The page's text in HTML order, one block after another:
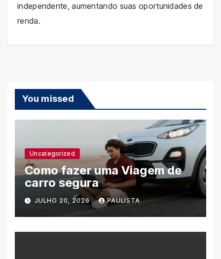
independente, aumentando suas oportunidades de
renda.
You missed
Uncategorized
Como fazer uma Viagem de
carro segura
JULHO 20, 2026 PAULISTA